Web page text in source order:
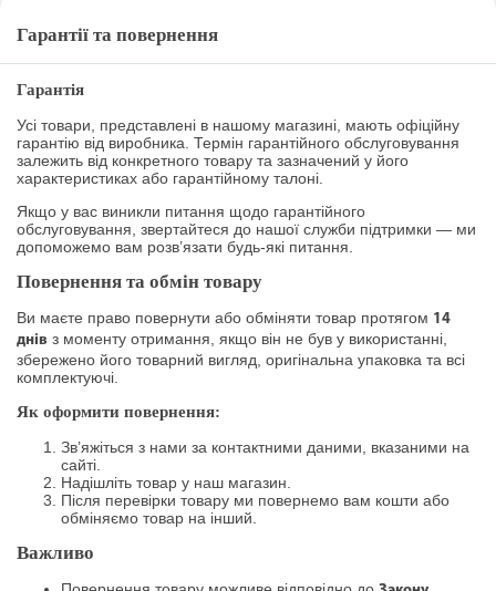
Гарантії та повернення
Гарантія
Усі товари, представлені в нашому магазині, мають офіційну
гарантію від виробника. Термін гарантійного обслуговування
залежить від конкретного товару та зазначений у його
характеристиках або гарантійному талоні.
Якщо у вас виникли питання щодо гарантійного
обслуговування, звертайтеся до нашої служби підтримки — ми
допоможемо вам розв’язати будь-які питання.
Повернення та обмін товару
Ви маєте право повернути або обміняти товар протягом 14
днів з моменту отримання, якщо він не був у використанні,
збережено його товарний вигляд, оригінальна упаковка та всі
комплектуючі.
Як оформити повернення:
Зв’яжіться з нами за контактними даними, вказаними на
сайті.
Надішліть товар у наш магазин.
Після перевірки товару ми повернемо вам кошти або
обміняємо товар на інший.
Важливо